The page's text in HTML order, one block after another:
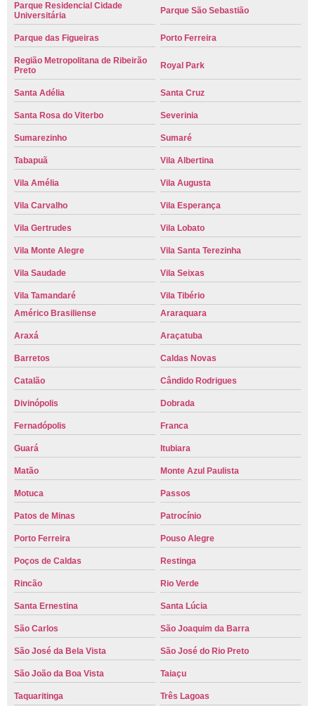
Parque Residencial Cidade
Universitária
Parque São Sebastião
Parque das Figueiras Porto Ferreira
Região Metropolitana de Ribeirão
Preto
Royal Park
Santa Adélia Santa Cruz
Santa Rosa do Viterbo Severinia
Sumarezinho Sumaré
Tabapuã Vila Albertina
Vila Amélia Vila Augusta
Vila Carvalho Vila Esperança
Vila Gertrudes Vila Lobato
Vila Monte Alegre Vila Santa Terezinha
Vila Saudade Vila Seixas
Vila Tamandaré
Vila Tibério
Américo Brasiliense
Araraquara
Araxá Araçatuba
Barretos Caldas Novas
Catalão Cândido Rodrigues
Divinópolis Dobrada
Fernadópolis Franca
Guará Itubiara
Matão Monte Azul Paulista
Motuca Passos
Patos de Minas Patrocínio
Porto Ferreira Pouso Alegre
Poços de Caldas Restinga
Rincão Rio Verde
Santa Ernestina Santa Lúcia
São Carlos São Joaquim da Barra
São José da Bela Vista São José do Rio Preto
São João da Boa Vista Taiaçu
Taquaritinga Três Lagoas